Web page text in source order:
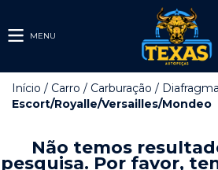
MENU
Início / Carro / Carburação /
Escort/Royalle/Versailles/Mondeo
Não temos
pesquisa. Por favor,